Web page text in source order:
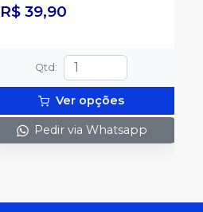
R$ 39,90
Qtd :
Ver opções
Pedir via Whatsapp